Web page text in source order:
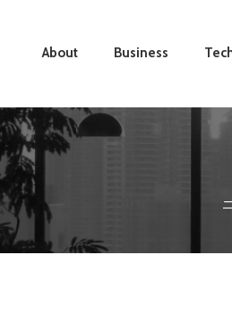
About Business